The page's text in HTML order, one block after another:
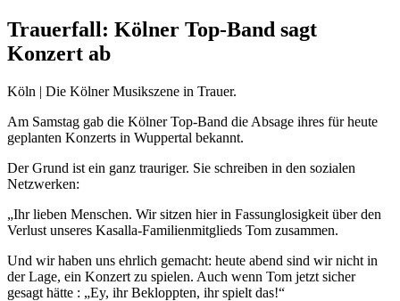
Trauerfall: Kölner Top-Band sagt
Konzert ab
Köln | Die Kölner Musikszene in Trauer.
Am Samstag gab die Kölner Top-Band die Absage ihres für heute
geplanten Konzerts in Wuppertal bekannt.
Der Grund ist ein ganz trauriger. Sie schreiben in den sozialen
Netzwerken:
„Ihr lieben Menschen. Wir sitzen hier in Fassunglosigkeit über den
Verlust unseres Kasalla-Familienmitglieds Tom zusammen.
Und wir haben uns ehrlich gemacht: heute abend sind wir nicht in
der Lage, ein Konzert zu spielen. Auch wenn Tom jetzt sicher
gesagt hätte : „Ey, ihr Bekloppten, ihr spielt das!“